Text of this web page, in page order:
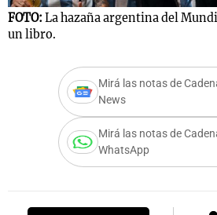
FOTO: La hazaña argentina del
un libro.
Mirá las notas de
News
Mirá las notas de
WhatsApp
Notas
Mundial 2026